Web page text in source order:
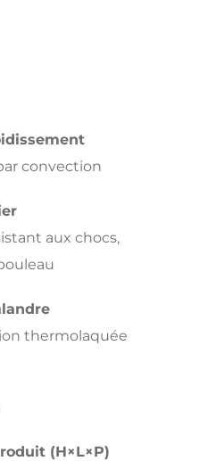
convection
aux chocs,
thermolaquée
(H×L×P)